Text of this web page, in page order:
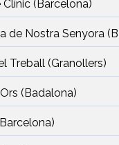
Clínic (Barcelona)
de Nostra Senyora
Treball (Granollers)
(Badalona)